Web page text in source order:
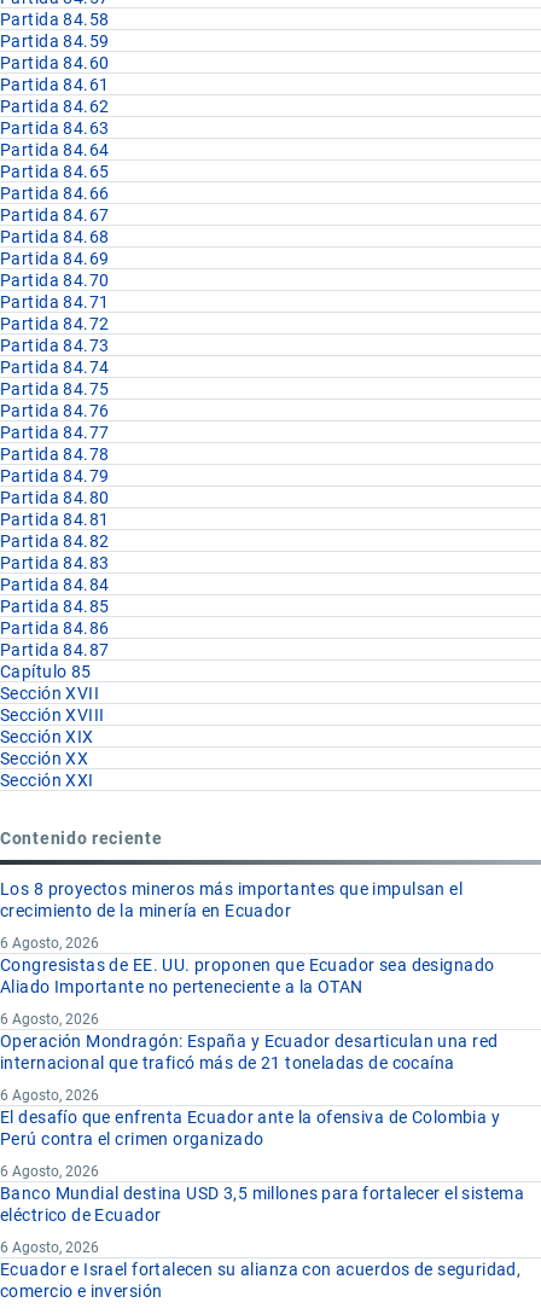
Partida 84.58
Partida 84.59
Partida 84.60
Partida 84.61
Partida 84.62
Partida 84.63
Partida 84.64
Partida 84.65
Partida 84.66
Partida 84.67
Partida 84.68
Partida 84.69
Partida 84.70
Partida 84.71
Partida 84.72
Partida 84.73
Partida 84.74
Partida 84.75
Partida 84.76
Partida 84.77
Partida 84.78
Partida 84.79
Partida 84.80
Partida 84.81
Partida 84.82
Partida 84.83
Partida 84.84
Partida 84.85
Partida 84.86
Partida 84.87
Capítulo 85
Sección XVII
Sección XVIII
Sección XIX
Sección XX
Sección XXI
Contenido reciente
Los 8 proyectos mineros más importantes que impulsan el
crecimiento de la minería en Ecuador
6 Agosto, 2026
Congresistas de EE. UU. proponen que Ecuador sea designado
Aliado Importante no perteneciente a la OTAN
6 Agosto, 2026
Operación Mondragón: España y Ecuador desarticulan una red
internacional que traficó más de 21 toneladas de cocaína
6 Agosto, 2026
El desafío que enfrenta Ecuador ante la ofensiva de Colombia y
Perú contra el crimen organizado
6 Agosto, 2026
Banco Mundial destina USD 3,5 millones para fortalecer el sistema
eléctrico de Ecuador
6 Agosto, 2026
Ecuador e Israel fortalecen su alianza con acuerdos de seguridad,
comercio e inversión